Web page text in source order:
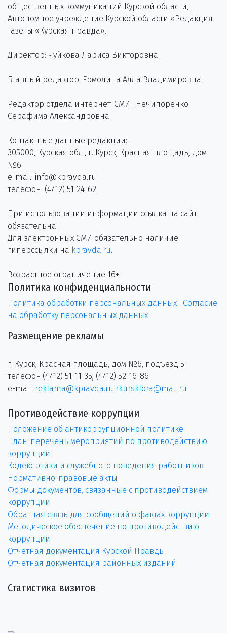
общественных коммуникаций Курской области,
Автономное учреждение Курской области «Редакция
газеты «Курская правда».
Директор: Чуйкова Лариса Викторовна.
Главный редактор: Ермолина Алла Владимировна.
Редактор отдела интернет-СМИ : Нечипоренко
Серафима Александровна.
Контактные данные редакции:
305000, Курская обл., г. Курск, Красная площадь, дом
№6.
e-mail: info@kpravda.ru
телефон: (4712) 51-24-62
При использовании информации ссылка на сайт
обязательна.
Для электронных СМИ обязательно наличие
гиперссылки на kpravda.ru.
Возрастное ограничение 16+
Политика конфиденциальности
Политика обработки персональных данных
Согласие
на обработку персональных данных
Размещение рекламы
г. Курск, Красная площадь, дом №6, подъезд 5
телефон:(4712) 51-11-35, (4712) 52-16-86
e-mail: reklama@kpravda.ru rkursklora@mail.ru
Противодействие коррупции
Положение об антикоррупционной политике
План-перечень мероприятий по противодействию
коррупции
Кодекс этики и служебного поведения работников
Нормативно-правовые акты
Формы документов, связанные с противодействием
коррупции
Обратная связь для сообщений о фактах коррупции
Методическое обеспечение по противодействию
коррупции
Отчетная документация Курской Правды
Отчетная документация районных изданий
Статистика визитов